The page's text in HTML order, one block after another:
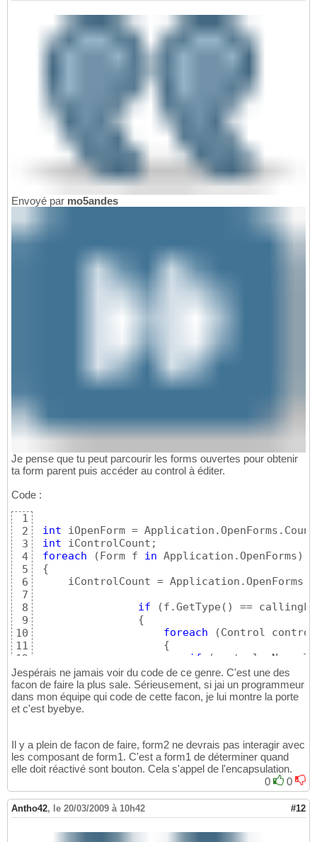
Envoyé par mo5andes
Je pense que tu peut parcourir les forms ouvertes pour obtenir
ta form parent puis accéder au control à éditer.
Code :
1
2
3
4
5
6
7
8
9
10
11
12
13
14
15
16
int iOpenForm =
int iControlCount;
foreach
(Form f in Application.OpenForms)
{
     iControlCount = Application.OpenForms
if
(f.GetType ( )
==
{
foreach
(Control
{
if
(
{
}
Jespérais ne jamais voir du code de ce genre. C'est une des
facon de faire la plus sale. Sérieusement, si jai un programmeur
dans mon équipe qui code de cette facon, je lui montre la porte
et c'est byebye.
Il y a plein de facon de faire, form2 ne devrais pas interagir avec
les composant de form1. C'est a form1 de déterminer quand
elle doit réactivé sont bouton. Cela s'appel de l'encapsulation.
0
0
Antho42, le 20/03/2009 à 10h42 #12